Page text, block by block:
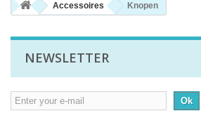
Accessoires Knopen
NEWSLETTER
Ok